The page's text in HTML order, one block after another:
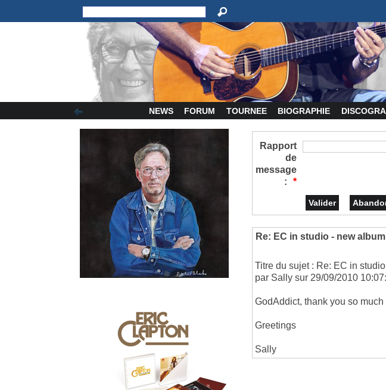
NEWS FORUM TOURNEE BIOGRAPHIE
Rapport
de
message
:
*
Re: EC in studio - new album
Titre du sujet : Re: EC in
par Sally sur 29/09/2010
GodAddict, thank you so
Greetings
Sally